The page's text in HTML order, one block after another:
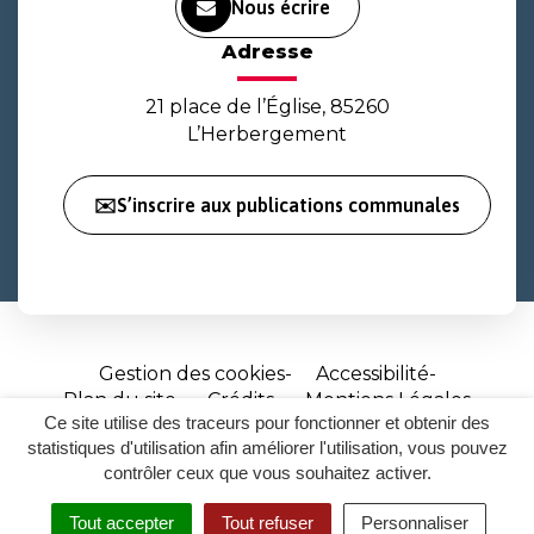
Ce site utilise des traceurs pour fonctionner et obtenir des
statistiques d'utilisation afin améliorer l'utilisation, vous pouvez
contrôler ceux que vous souhaitez activer.
Tout accepter Tout refuser Personnaliser
Nous écrire
Adresse
21 place de l’Église, 85260
L’Herbergement
✉️S’inscrire aux publications communales
Gestion des cookies
Accessibilité
Plan du site
Crédits
Mentions Légales
Site
réalisé
par
Inovagora